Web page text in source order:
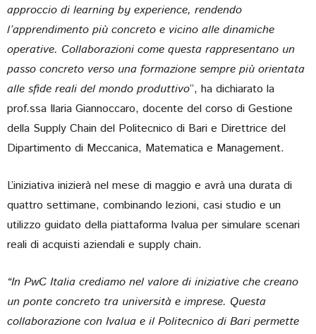
approccio di learning by experience, rendendo
l’apprendimento più concreto e vicino alle dinamiche
operative. Collaborazioni come questa rappresentano un
passo concreto verso una formazione sempre più orientata
alle sfide reali del mondo produttivo”, ha dichiarato la
prof.ssa Ilaria Giannoccaro, docente del corso di Gestione
della Supply Chain del Politecnico di Bari e Direttrice del
Dipartimento di Meccanica, Matematica e Management.
L’iniziativa inizierà nel mese di maggio e avrà una durata di
quattro settimane, combinando lezioni, casi studio e un
utilizzo guidato della piattaforma Ivalua per simulare scenari
reali di acquisti aziendali e supply chain.
“In PwC Italia crediamo nel valore di iniziative che creano
un ponte concreto tra università e imprese. Questa
collaborazione con Ivalua e il Politecnico di Bari permette